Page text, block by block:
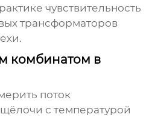
чувствительность
трансформаторов
комбинатом в
поток
с температурой